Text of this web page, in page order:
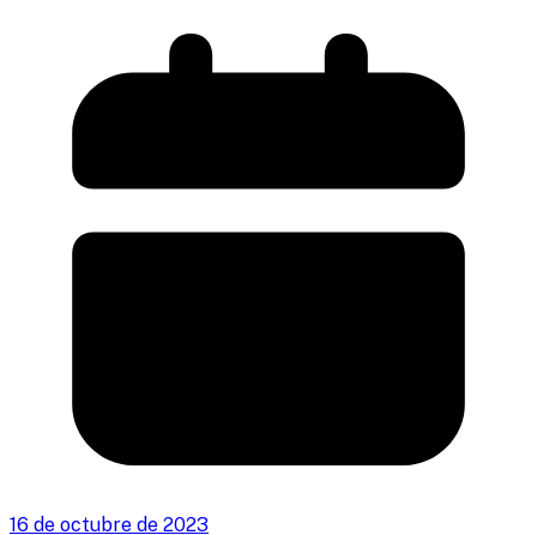
16 de octubre de 2023